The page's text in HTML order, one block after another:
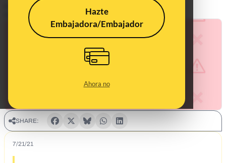
Hazte
Embajadora/Embajador
Ahora no
Publicado el
Actualizado el
Dec 9, 2021, 9:06:00 AM
SHARE:
7/21/21